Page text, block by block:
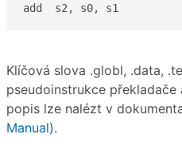
add  s2, s0, s1
Klíčová slova .globl, .data,
pseudoinstrukce překladače
popis lze nalézt v
Manual).